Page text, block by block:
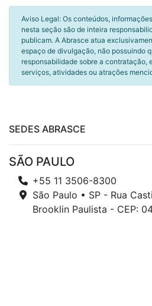
Aviso Legal: Os conteúdos,
nesta seção são de inteira
publicam. A Abrasce atua
espaço de divulgação, não possuindo
responsabilidade sobre a contratação,
serviços, atividades ou atrações
SEDES ABRASCE
SÃO PAULO
+55 11 3506-8300
São Paulo • SP - Rua
Brooklin Paulista - CEP: